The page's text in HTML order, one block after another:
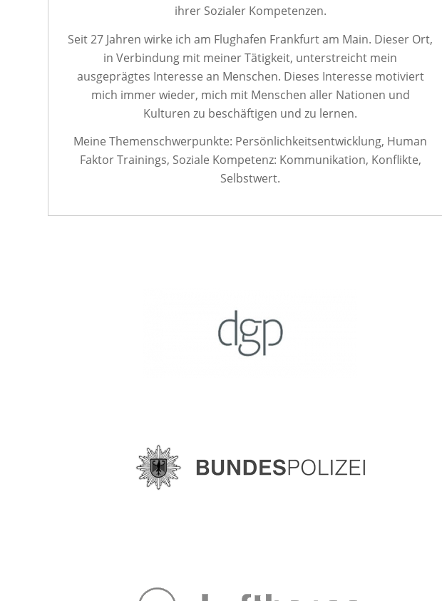
ihrer Sozialer Kompetenzen.
Seit 27 Jahren wirke ich am Flughafen Frankfurt am Main. Dieser Ort,
in Verbindung mit meiner Tätigkeit, unterstreicht mein
ausgeprägtes Interesse an Menschen. Dieses Interesse motiviert
mich immer wieder, mich mit Menschen aller Nationen und
Kulturen zu beschäftigen und zu lernen.
Meine Themenschwerpunkte: Persönlichkeitsentwicklung, Human
Faktor Trainings, Soziale Kompetenz: Kommunikation, Konflikte,
Selbstwert.